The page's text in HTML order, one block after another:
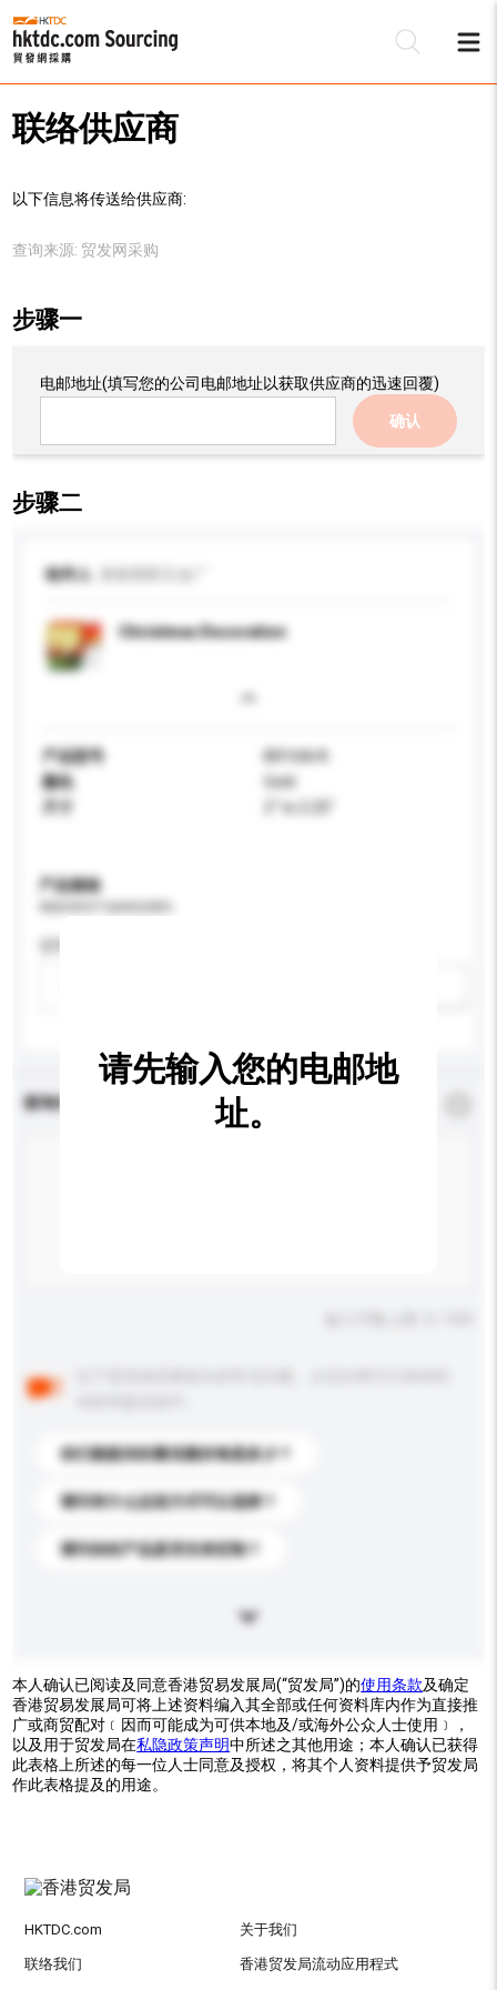
联络供应商
以下信息将传送给供应商:
查询来源: 贸发网采购
步骤一
电邮地址(填写您的公司电邮地址以获取供应商的迅速回覆)
确认
步骤二
收件人
Christmas Decoration
产品型号
BR16A/K
颜色
Gold
2" to 2.25"
产品规格
查询内容
你们能提供的最优惠价格是多少？
请问有什么运送方式可以选择？
请问你的产品是否支持定制？
请先输入您的电邮地
址。
本人确认已阅读及同意香港贸易发展局(“贸发局”)的使用条款及确定
香港贸易发展局可将上述资料编入其全部或任何资料库内作为直接推
广或商贸配对﹝因而可能成为可供本地及/或海外公众人士使用﹞，
以及用于贸发局在私隐政策声明中所述之其他用途；本人确认已获得
此表格上所述的每一位人士同意及授权，将其个人资料提供予贸发局
作此表格提及的用途。
HKTDC.com 关于我们
联络我们 香港贸发局流动应用程式